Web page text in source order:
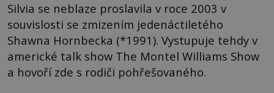
Silvia se neblaze proslavila v roce 2003 v
souvislosti se zmizením jedenáctiletého
Shawna Hornbecka (*1991). Vystupuje tehdy v
americké talk show The Montel Williams Show
a hovoří zde s rodiči pohřešovaného.